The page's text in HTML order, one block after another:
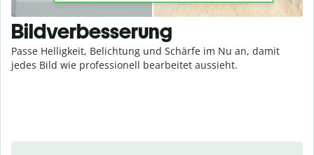
Bildverbesserung
Passe Helligkeit, Belichtung und Schärfe im Nu an, damit
jedes Bild wie professionell bearbeitet aussieht.